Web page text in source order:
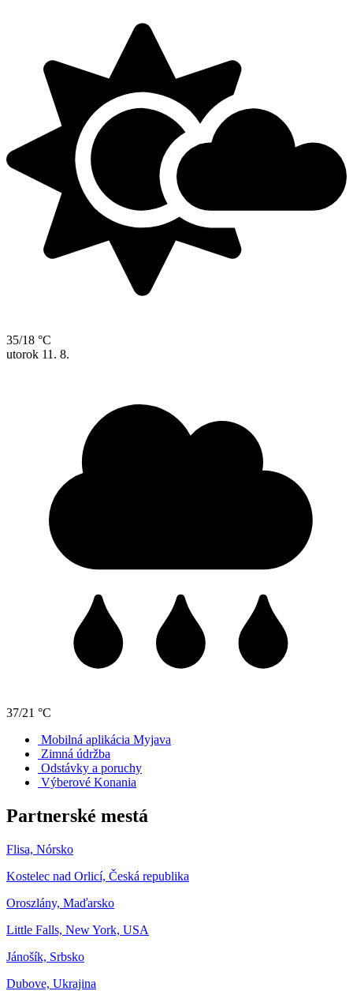
35/18 °C
utorok 11. 8.
37/21 °C
Mobilná aplikácia Myjava
Zimná údržba
Odstávky a poruchy
Výberové Konania
Partnerské mestá
Flisa, Nórsko
Kostelec nad Orlicí, Česká republika
Oroszlány, Maďarsko
Little Falls, New York, USA
Jánošík, Srbsko
Dubove, Ukrajina